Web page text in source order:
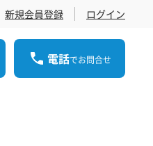
新規会員登録 ログイン
電話でお問合せ